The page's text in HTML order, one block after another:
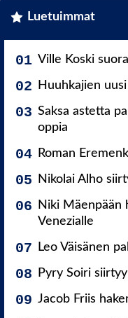
Luetuimmat
Ville Koski
Huuhkajien
Saksa astetta
oppia
Roman
Nikolai Alho
Niki Mäenpään
Venezialle
Leo Väisänen
Pyry Soiri
Jacob Friis